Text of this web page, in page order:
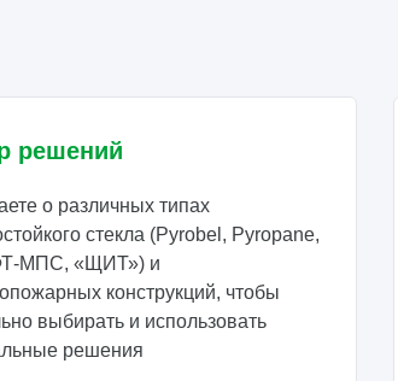
решений
о различных типах
стекла (Pyrobel, Pyropane,
МПС, «ЩИТ») и
конструкций, чтобы
выбирать и использовать
решения